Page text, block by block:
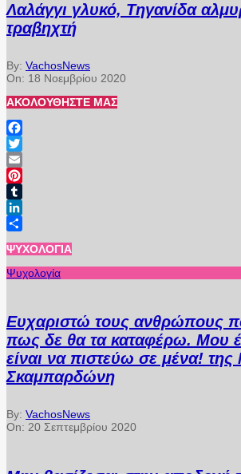
Λαλάγγι γλυκό, Τηγανίδα
τραβηχτή
By: VachosNews
On: 18 Νοεμβρίου 2020
ΑΚΟΛΟΥΘΉΣΤΕ ΜΑΣ
Facebook
Twitter
Email
Pinterest
Tumblr
LinkedIn
ΨΥΧΟΛΟΓΊΑ
Ψυχολογία
Ευχαριστώ τους ανθρώπους
πως δε θα τα καταφέρω. Μου
είναι να πιστεύω σε μένα! της
Σκαμπαρδώνη
By: VachosNews
On: 20 Σεπτεμβρίου 2020